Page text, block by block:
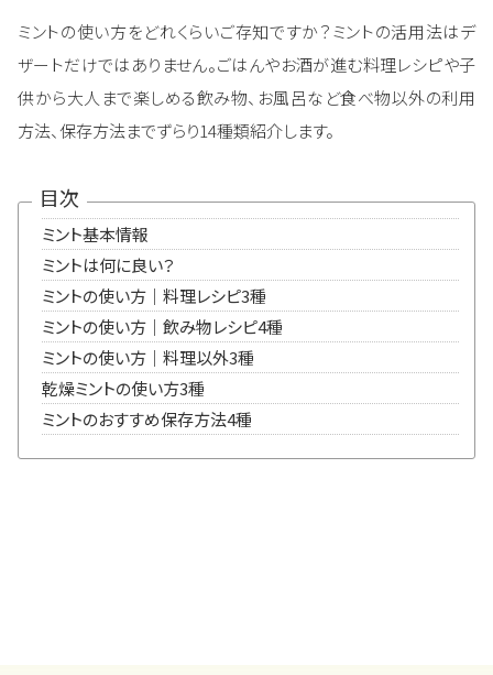
ミントの使い方をどれくらいご存知ですか？ミントの活用法はデ
ザートだけではありません。ごはんやお酒が進む料理レシピや子
供から大人まで楽しめる飲み物、お風呂など食べ物以外の利用
方法、保存方法までずらり14種類紹介します。
目次
ミント基本情報
ミントは何に良い？
ミントの使い方｜料理レシピ3種
ミントの使い方｜飲み物レシピ4種
ミントの使い方｜料理以外3種
乾燥ミントの使い方3種
ミントのおすすめ保存方法4種